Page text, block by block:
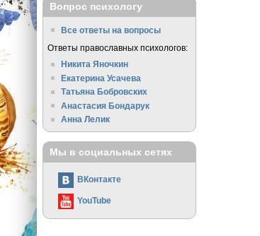
Вопрос психологу
Все ответы на вопросы
Ответы православных психологов:
Никита Яночкин
Екатерина Усачева
Татьяна Бобровских
Анастасия Бондарук
Анна Лелик
Мы в социальных сетях
ВКонтакте
YouTube